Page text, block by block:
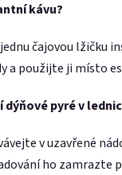
kávu?
čajovou lžičku
a použijte ji místo
pyré v
v uzavřené
ho zamrazte